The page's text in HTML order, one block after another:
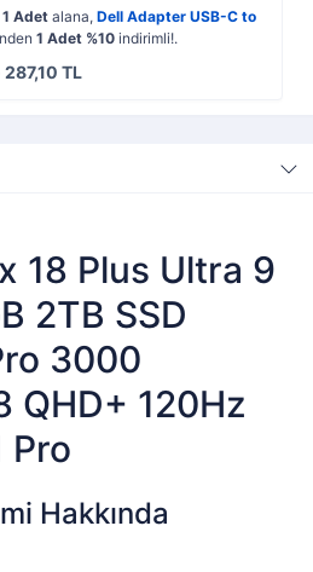
1 Adet alana, Dell Adapter USB-C to
1 Adet %10 indirimli!.
287,10 TL
18 Plus Ultra 9
2TB SSD
3000
QHD+ 120Hz
Pro
Hakkında